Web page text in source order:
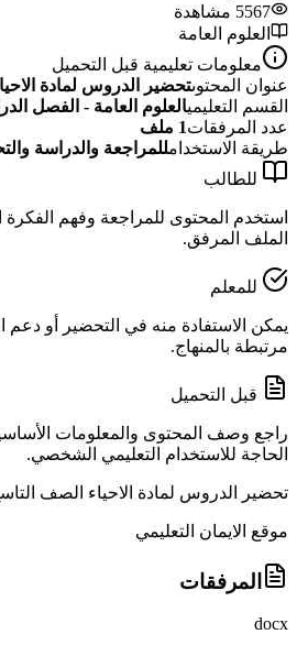
5567 مشاهدة
العلوم العامة
معلومات تعليمية قبل التحميل
عنوان المحتوىتحضير الدروس لمادة
القسم التعليميالعلوم العامة - الفصل
عدد المرفقات1 ملف
طريقة الاستخدامللمراجعة والدراسة
للطالب
استخدم المحتوى للمراجعة وفهم الفكرة
الملف المرفق.
للمعلم
يمكن الاستفادة منه في التحضير أو
مرتبطة بالمنهاج.
قبل التحميل
راجع وصف المحتوى والمعلومات
الحاجة للاستخدام التعليمي الشخصي.
تحضير الدروس لمادة الاحياء الصف
موقع الايمان التعليمي
المرفقات
docx